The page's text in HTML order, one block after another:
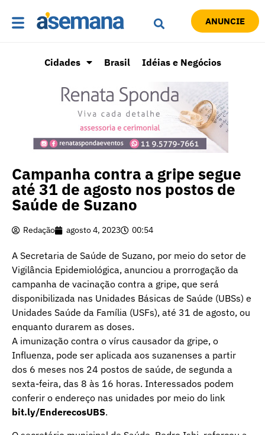
ANUNCIE
Cidades Brasil Idéias e Negócios
Campanha contra a gripe segue
até 31 de agosto nos postos de
Saúde de Suzano
Redação agosto 4, 2023 00:54
A Secretaria de Saúde de Suzano, por meio do setor de
Vigilância Epidemiológica, anunciou a prorrogação da
campanha de vacinação contra a gripe, que será
disponibilizada nas Unidades Básicas de Saúde (UBSs) e
Unidades Saúde da Família (USFs), até 31 de agosto, ou
enquanto durarem as doses.
A imunização contra o vírus causador da gripe, o
Influenza, pode ser aplicada aos suzanenses a partir
dos 6 meses nos 24 postos de saúde, de segunda a
sexta-feira, das 8 às 16 horas. Interessados podem
conferir o endereço nas unidades por meio do link
bit.ly/EnderecosUBS.